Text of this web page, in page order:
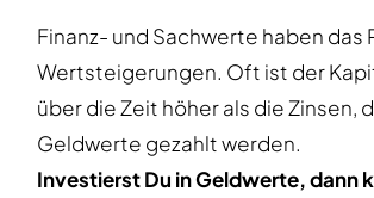
Finanz- und Sachwerte haben das
Wertsteigerungen. Oft ist der
über die Zeit höher als die Zinsen,
Geldwerte gezahlt werden.
Investierst Du in Geldwerte, dann